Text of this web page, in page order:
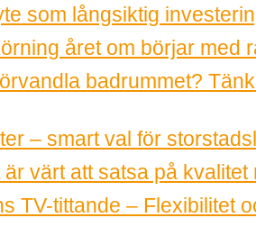
som långsiktig
året om börjar med
badrummet?
– smart val för
är värt att satsa på
TV-tittande – Flexibilitet